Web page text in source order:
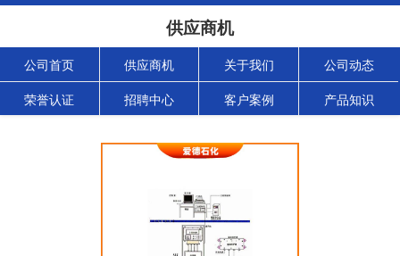
供应商机
公司首页 供应商机 关于我们 公司动态
荣誉认证 招聘中心 客户案例 产品知识